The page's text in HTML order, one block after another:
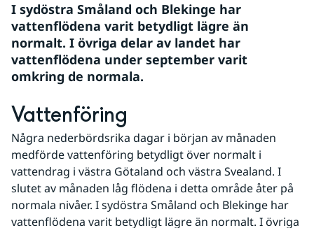
I sydöstra Småland och Blekinge har
vattenflödena varit betydligt lägre än
normalt. I övriga delar av landet har
vattenflödena under september varit
omkring de normala.
Vattenföring
Några nederbördsrika dagar i början av månaden
medförde vattenföring betydligt över normalt i
vattendrag i västra Götaland och västra Svealand. I
slutet av månaden låg flödena i detta område åter på
normala nivåer. I sydöstra Småland och Blekinge har
vattenflödena varit betydligt lägre än normalt. I övriga